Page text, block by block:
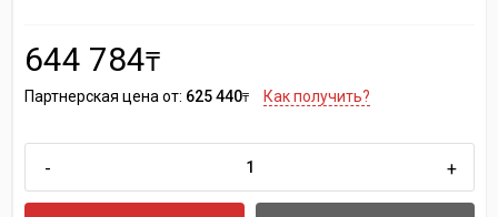
644 784₸
Партнерская цена от: 625 440₸ Как получить?
- +